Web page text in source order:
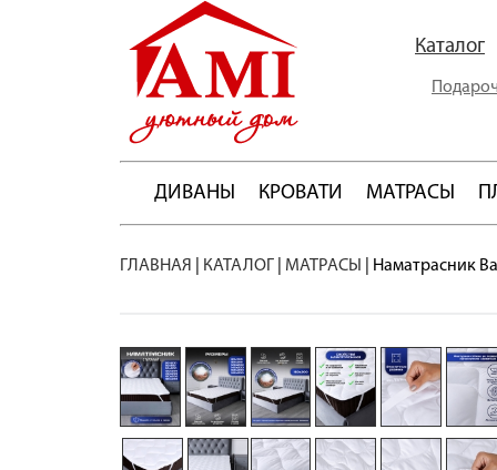
Каталог
ДИВАНЫ КРОВАТИ МАТРАСЫ
ГЛАВНАЯ КАТАЛОГ МАТРАСЫ Наматрасник